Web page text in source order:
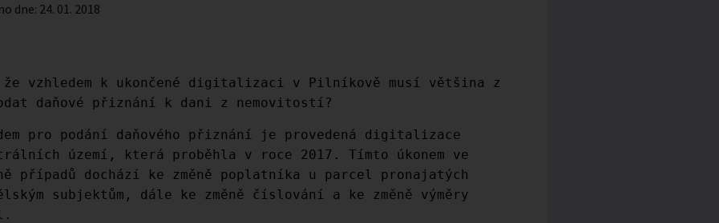
dne: 24. 01. 2018
vzhledem k ukončené digitalizaci v Pilníkově musí většina z
daňové přiznání k dani z nemovitostí?
pro podání daňového přiznání je provedená digitalizace
území, která proběhla v roce 2017. Tímto úkonem ve
případů dochází ke změně poplatníka u parcel pronajatých
subjektům, dále ke změně číslování a ke změně výměry